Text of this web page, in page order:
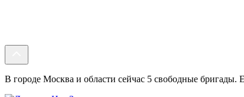
В городе Москва и области сейчас 5 свободные бригады.